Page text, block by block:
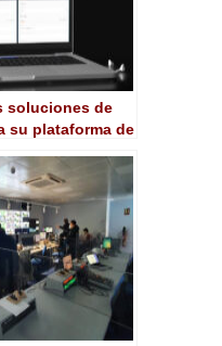
soluciones de
su plataforma de